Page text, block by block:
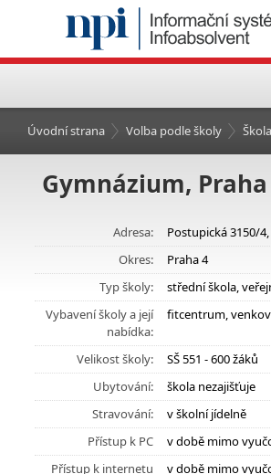
Úvodní strana Volba podle školy Škola
Gymnázium,
Adresa:
Postupická 3150/
Okres:
Praha 4
Typ školy:
střední škola,
Vybavení školy a její
nabídka:
fitcentrum,
Velikost školy:
SŠ 551 - 600 žáků
Ubytování:
škola nezajišťuje
Stravování:
v školní jídelně
Přístup k PC
v době mimo
Přístup k internetu
v době mimo